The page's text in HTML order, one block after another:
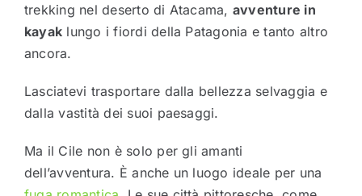
trekking nel deserto di Atacama, avventure in
kayak lungo i fiordi della Patagonia e tanto altro
ancora.
Lasciatevi trasportare dalla bellezza selvaggia e
dalla vastità dei suoi paesaggi.
Ma il Cile non è solo per gli amanti
dell’avventura. È anche un luogo ideale per una